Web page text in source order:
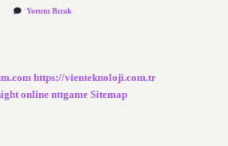
Yorum Bırak
https://vienteknoloji.com.tr
online nttgame Sitemap